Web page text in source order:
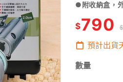
●附收納盒，
$790
預計出貨
數量